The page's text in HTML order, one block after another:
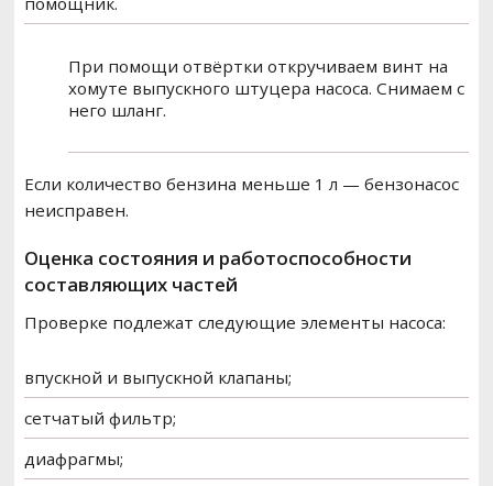
При помощи отвёртки откручиваем винт на
хомуте выпускного штуцера насоса. Снимаем с
него шланг.
Если количество бензина меньше 1 л — бензонасос
неисправен.
Оценка состояния и работоспособности
составляющих частей
Проверке подлежат следующие элементы насоса:
впускной и выпускной клапаны;
сетчатый фильтр;
диафрагмы;